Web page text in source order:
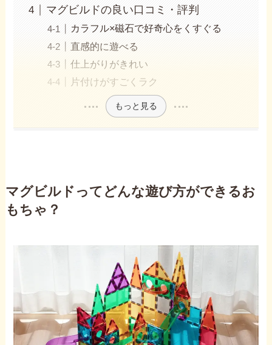
マグビルドの良い口コミ・評判
カラフル×磁石で好奇心をくすぐる
直感的に遊べる
仕上がりがきれい
片付けがすごくラク
もっと見る
マグビルドってどんな遊び方ができるお
もちゃ？